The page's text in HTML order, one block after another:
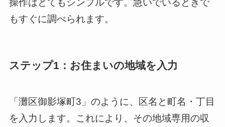
操作はとてもシンプルです。急いでいるときで
もすぐに調べられます。
ステップ1：お住まいの地域を入力
「灘区御影塚町3」のように、区名と町名・丁目
を入力します。これにより、その地域専用の収